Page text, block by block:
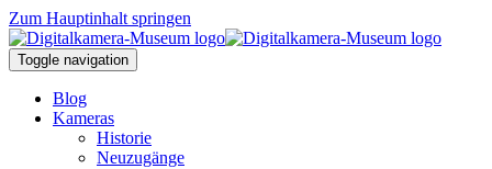
Zum Hauptinhalt springen
Toggle navigation
Blog
Kameras
Historie
Neuzugänge